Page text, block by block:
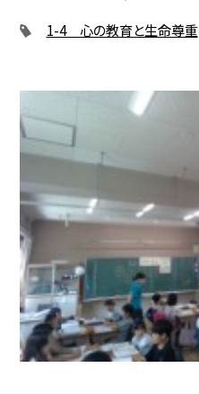
1-4 心の教育と生命尊重